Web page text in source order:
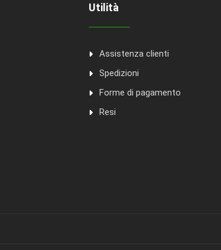
Utilità
Assistenza clienti
Spedizioni
Forme di pagamento
Resi